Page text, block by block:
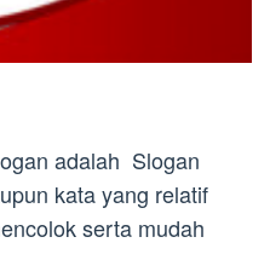
adalah Slogan
kata yang relatif
serta mudah